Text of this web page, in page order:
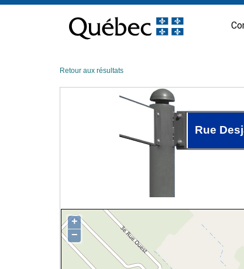
contenu
Retour aux résultats
Rue
+
−